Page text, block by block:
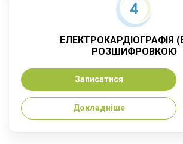
4
ЕЛЕКТРОКАРДІОГРАФІЯ
РОЗШИФРОВКОЮ
Записатися
Докладніше